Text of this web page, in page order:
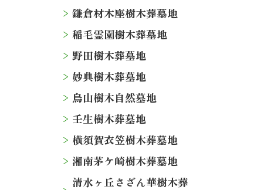
鎌倉材木座樹木葬墓地
稲毛霊園樹木葬墓地
野田樹木葬墓地
妙典樹木葬墓地
烏山樹木自然墓地
壬生樹木葬墓地
横須賀衣笠樹木葬墓地
湘南茅ケ崎樹木葬墓地
清水ヶ丘さざん華樹木葬